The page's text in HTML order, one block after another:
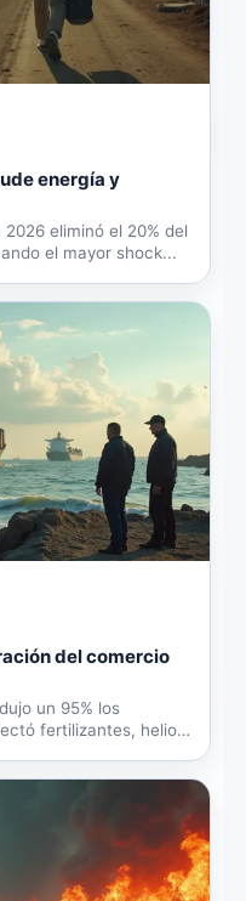
energía y
eliminó el 20% del
el mayor shock...
del comercio
un 95% los
fertilizantes, helio